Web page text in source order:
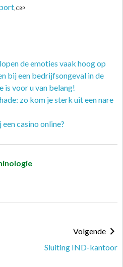
, CBP
de emoties vaak hoog op
bij een bedrijfsongeval in de
is voor u van belang!
zo kom je sterk uit een nare
casino online?
Volgende
Sluiting IND-kantoor